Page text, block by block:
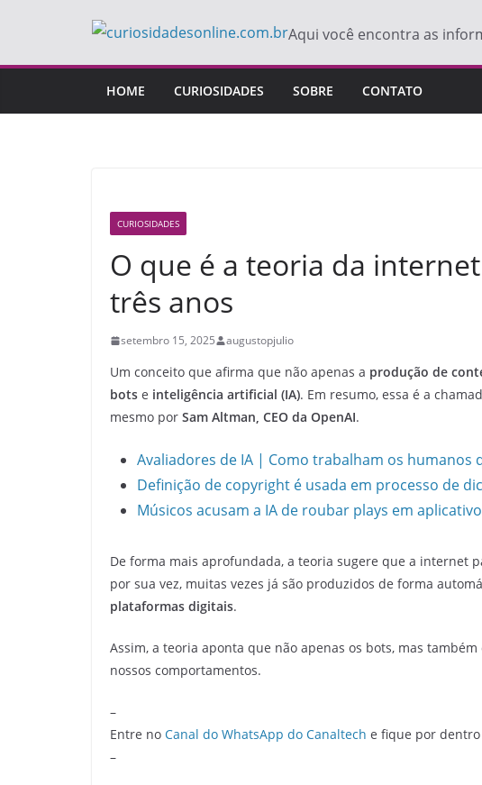
o
Aqui você encontra as
HOME CURIOSIDADES SOBRE CONTATO
CURIOSIDADES
O que é a teoria da
três anos
setembro 15, 2025 augustopjulio
Um conceito que afirma que não apenas a produção de
bots e inteligência artificial (IA). Em resumo, essa é a
mesmo por Sam Altman, CEO da OpenAI.
Avaliadores de IA | Como trabalham os humanos
Definição de copyright é usada em processo de
Músicos acusam a IA de roubar plays em
De forma mais aprofundada, a teoria sugere que a internet
por sua vez, muitas vezes já são produzidos de forma
plataformas digitais.
Assim, a teoria aponta que não apenas os bots, mas
nossos comportamentos.
–
Entre no Canal do WhatsApp do Canaltech e fique por
–